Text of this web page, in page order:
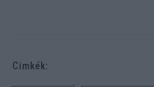
Cimkék: